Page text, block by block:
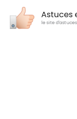
contenu
Astuces
le site